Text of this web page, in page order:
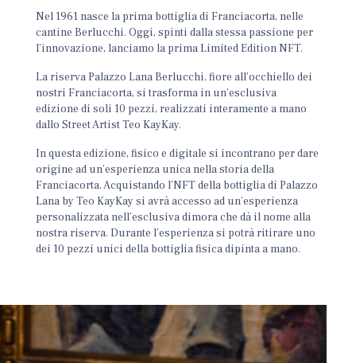
Nel 1961 nasce la prima bottiglia di Franciacorta, nelle
cantine Berlucchi. Oggi, spinti dalla stessa passione per
l’innovazione, lanciamo la prima Limited Edition NFT.
La riserva Palazzo Lana Berlucchi, fiore all’occhiello dei
nostri Franciacorta, si trasforma in un’esclusiva
edizione di soli 10 pezzi, realizzati interamente a mano
dallo Street Artist Teo KayKay.
In questa edizione, fisico e digitale si incontrano per dare
origine ad un’esperienza unica nella storia della
Franciacorta. Acquistando l’NFT della bottiglia di Palazzo
Lana by Teo KayKay si avrà accesso ad un’esperienza
personalizzata nell’esclusiva dimora che dà il nome alla
nostra riserva. Durante l’esperienza si potrà ritirare uno
dei 10 pezzi unici della bottiglia fisica dipinta a mano.